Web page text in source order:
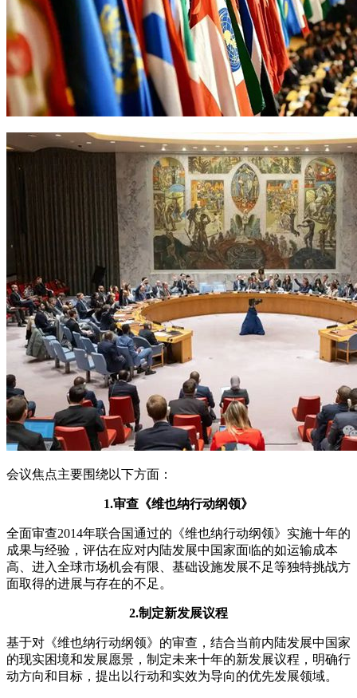
会议焦点主要围绕以下方面：
1.审查《维也纳行动纲领》
全面审查2014年联合国通过的《维也纳行动纲领》实施十年的
成果与经验，评估在应对内陆发展中国家面临的如运输成本
高、进入全球市场机会有限、基础设施发展不足等独特挑战方
面取得的进展与存在的不足。
2.制定新发展议程
基于对《维也纳行动纲领》的审查，结合当前内陆发展中国家
的现实困境和发展愿景，制定未来十年的新发展议程，明确行
动方向和目标，提出以行动和实效为导向的优先发展领域。